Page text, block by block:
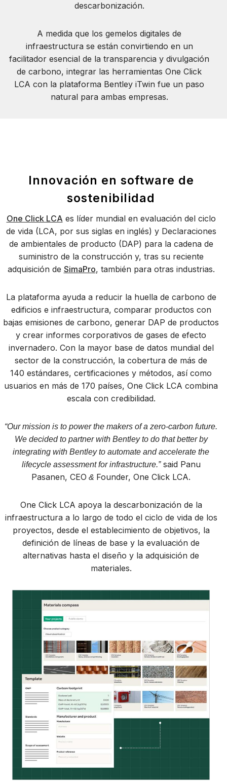
descarbonización.
A medida que los gemelos digitales de
infraestructura se están convirtiendo en un
facilitador esencial de la transparencia y divulgación
de carbono, integrar las herramientas One Click
LCA con la plataforma Bentley iTwin fue un paso
natural para ambas empresas.
Innovación en software de
sostenibilidad
One Click LCA es líder mundial en evaluación del ciclo
de vida (LCA, por sus siglas en inglés) y Declaraciones
de ambientales de producto (DAP) para la cadena de
suministro de la construcción y, tras su reciente
adquisición de SimaPro, también para otras industrias.
La plataforma ayuda a reducir la huella de carbono de
edificios e infraestructura, comparar productos con
bajas emisiones de carbono, generar DAP de productos
y crear informes corporativos de gases de efecto
invernadero. Con la mayor base de datos mundial del
sector de la construcción, la cobertura de más de
140 estándares, certificaciones y métodos, así como
usuarios en más de 170 países, One Click LCA combina
escala con credibilidad.
“Our mission is to power the makers of a zero-carbon future.
We decided to partner with Bentley to do that better by
integrating with Bentley to automate and accelerate the
lifecycle assessment for infrastructure.”said Panu
Pasanen, CEO & Founder, One Click LCA.
One Click LCA apoya la descarbonización de la
infraestructura a lo largo de todo el ciclo de vida de los
proyectos, desde el establecimiento de objetivos, la
definición de líneas de base y la evaluación de
alternativas hasta el diseño y la adquisición de
materiales.